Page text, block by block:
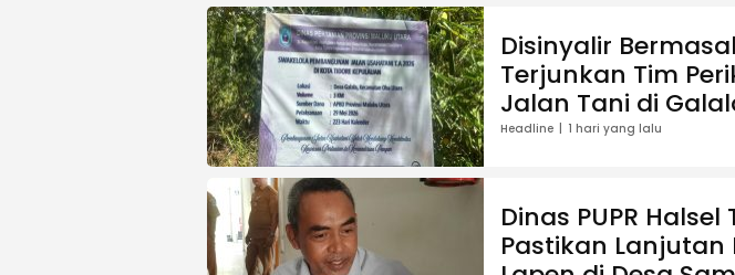
Disinyalir
Terjunkan Tim
Jalan Tani di
Headline 1 hari yang lalu
Dinas PUPR Halsel
Pastikan Lanjutan